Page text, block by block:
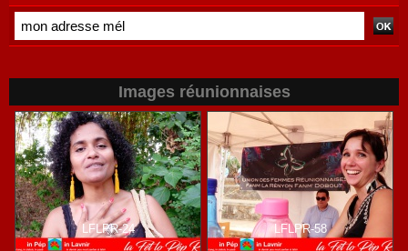
Images réunionnaises
LFLPR-24 LFLPR-58